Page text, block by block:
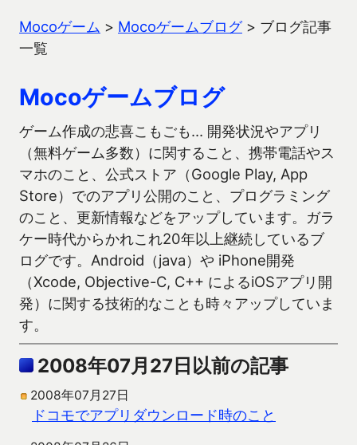
Mocoゲーム > Mocoゲームブログ> ブログ記事
一覧
Mocoゲームブログ
ゲーム作成の悲喜こもごも… 開発状況やアプリ
（無料ゲーム多数）に関すること、携帯電話やス
マホのこと、公式ストア（Google Play, App
Store）でのアプリ公開のこと、プログラミング
のこと、更新情報などをアップしています。ガラ
ケー時代からかれこれ20年以上継続しているブ
ログです。Android（java）や iPhone開発
（Xcode, Objective-C, C++ によるiOSアプリ開
発）に関する技術的なことも時々アップしていま
す。
2008年07月27日以前の記事
2008年07月27日
ドコモでアプリダウンロード時のこと